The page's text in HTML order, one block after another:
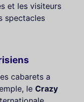
et les visiteurs
spectacles
cabarets a
le Crazy